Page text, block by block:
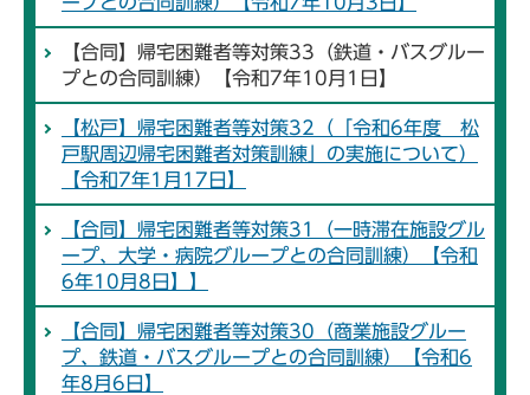
【合同】帰宅困難者等対策33（鉄道・バスグルー
プとの合同訓練）【令和7年10月1日】
【松戸】帰宅困難者等対策32（「令和6年度 松
戸駅周辺帰宅困難者対策訓練」の実施について）
【令和7年1月17日】
【合同】帰宅困難者等対策31（一時滞在施設グル
ープ、大学・病院グループとの合同訓練）【令和
6年10月8日】】
【合同】帰宅困難者等対策30（商業施設グルー
プ、鉄道・バスグループとの合同訓練）【令和6
年8月6日】